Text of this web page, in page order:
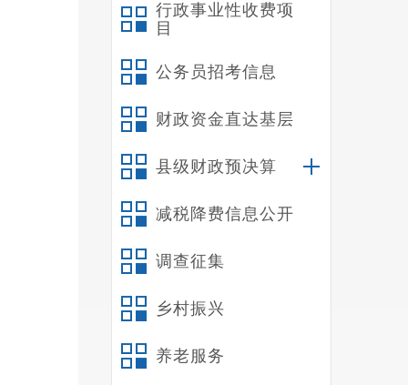
行政事业性收费项
目
公务员招考信息
财政资金直达基层
县级财政预决算
减税降费信息公开
调查征集
乡村振兴
养老服务